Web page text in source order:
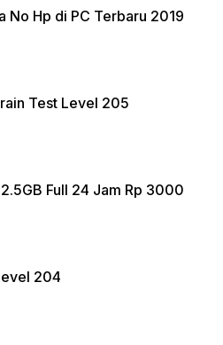
No Hp di PC Terbaru 2019
Test Level 205
Full 24 Jam Rp 3000
204